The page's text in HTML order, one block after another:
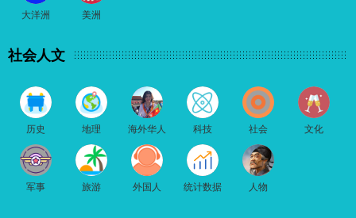
大洋洲 美洲
社会人文
历史 地理 海外华人 科技 社会 文化
军事 旅游 外国人 统计数据 人物